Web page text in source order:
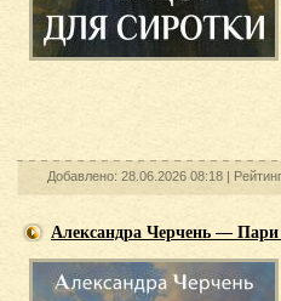
Добавлено: 28.06.2026 08:18 |
Александра Черчень — Пари